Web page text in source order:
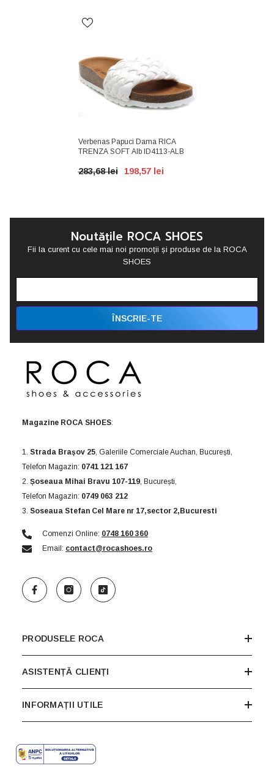
Verbenas Papuci Dama RICA
TRENZA SOFT Alb ID4113-ALB
283,68 lei 198,57 lei
Noutățile ROCA SHOES
Fii la curent cu cele mai noi promoții și produse de la ROCA
SHOES
ÎNSCRIE-TE
Magazine ROCA SHOES:
1. Strada Brașov 25, Galeriile Comerciale Auchan, București,
Telefon Magazin: 0741 121 167
2. Șoseaua Mihai Bravu 107-119, București,
Telefon Magazin: 0749 063 212
3. Soseaua Stefan Cel Mare nr 17,sector 2,Bucuresti
Comenzi Online: 0748 160 360
Email: contact@rocashoes.ro
PRODUSELE ROCA
ASISTENȚĂ CLIENȚI
INFORMAȚII UTILE